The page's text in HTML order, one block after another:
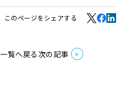
このページをシェアする
一覧へ戻る次の記事